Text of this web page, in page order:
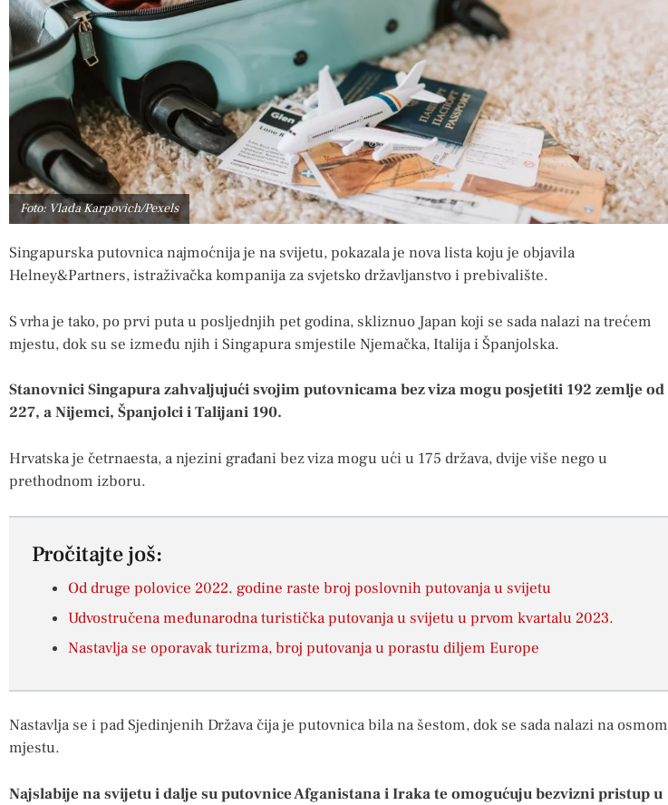
Foto: Vlada Karpovich/Pexels
Singapurska putovnica najmoćnija je na svijetu, pokazala je nova lista koju je objavila
Helney&Partners, istraživačka kompanija za svjetsko državljanstvo i prebivalište.
S vrha je tako, po prvi puta u posljednjih pet godina, skliznuo Japan koji se sada nalazi na trećem
mjestu, dok su se između njih i Singapura smjestile Njemačka, Italija i Španjolska.
Stanovnici Singapura zahvaljujući svojim putovnicama bez viza mogu posjetiti 192 zemlje od
227, a Nijemci, Španjolci i Talijani 190.
Hrvatska je četrnaesta, a njezini građani bez viza mogu ući u 175 država, dvije više nego u
prethodnom izboru.
Pročitajte još:
Od druge polovice 2022. godine raste broj poslovnih putovanja u svijetu
Udvostručena međunarodna turistička putovanja u svijetu u prvom kvartalu 2023.
Nastavlja se oporavak turizma, broj putovanja u porastu diljem Europe
Nastavlja se i pad Sjedinjenih Država čija je putovnica bila na šestom, dok se sada nalazi na osmom
mjestu.
Najslabije na svijetu i dalje su putovnice Afganistana i Iraka te omogućuju bezvizni pristup u